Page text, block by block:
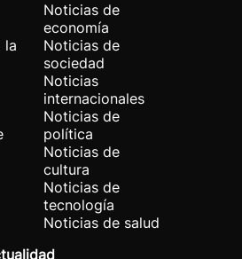
la
Noticias de
economía
Noticias de
sociedad
Noticias
internacionales
Noticias de
política
Noticias de
cultura
Noticias de
tecnología
Noticias de salud